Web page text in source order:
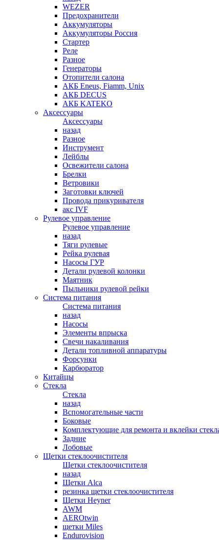
WEZER
Предохранители
Аккумуляторы
Аккумуляторы Россия
Стартер
Реле
Разное
Генераторы
Отопители салона
АКБ Eneus, Fiamm, Unix
АКБ DECUS
АКБ KATEKO
Аксессуары
Аксессуары
назад
Разное
Инструмент
Лейблы
Освежители салона
Брелки
Ветровики
Заготовки ключей
Провода прикуривателя
акс IVF
Рулевое управление
Рулевое управление
назад
Тяги рулевые
Рейка рулевая
Насосы ГУР
Детали рулевой колонки
Маятник
Пыльники рулевой рейки
Система питания
Система питания
назад
Насосы
Элементы впрыска
Свечи накаливания
Детали топливной аппаратуры
Форсунки
Карбюратор
Китайцы
Стекла
Стекла
назад
Вспомогательные части
Боковые
Комплектующие для ремонта и вклейки
Задние
Лобовые
Щетки стеклоочистителя
Щетки стеклоочистителя
назад
Щетки Alca
резинка щетки стеклоочистителя
Щетки Heyner
AWM
AEROtwin
щетки Miles
Endurovision